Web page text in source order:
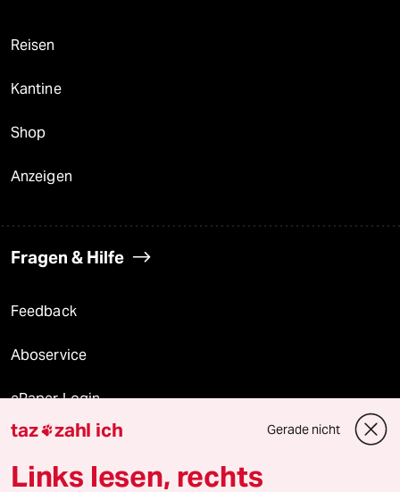
Reisen
Kantine
Shop
Anzeigen
Fragen & Hilfe
Feedback
Aboservice
ePaper Login
Downloads für Abonnierende
taz zahl ich Gerade nicht
Links lesen, rechts